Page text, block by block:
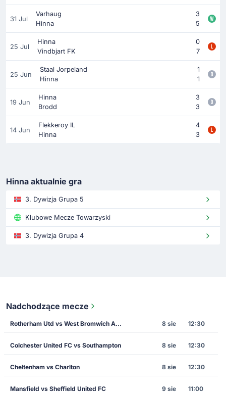
31 Jul
Varhaug
3
Hinna
5
25 Jul
Hinna
0
Vindbjart FK
7
25 Jun
Staal Jorpeland
1
Hinna
1
19 Jun
Hinna
3
Brodd
3
14 Jun
Flekkeroy IL
4
Hinna
3
Hinna aktualnie gra
3. Dywizja Grupa 5
Klubowe Mecze Towarzyski
3. Dywizja Grupa 4
Nadchodzące mecze
Rotherham Utd vs West Bromwich Albion 8 sie 12:30
Colchester United FC vs Southampton 8 sie 12:30
Cheltenham vs Charlton 8 sie 12:30
Mansfield vs Sheffield United FC 9 sie 11:00